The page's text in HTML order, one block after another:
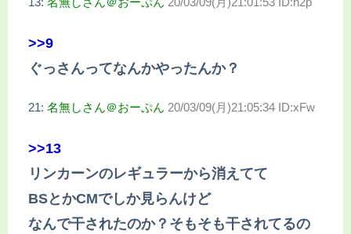
>>9
ぐっさんってなんかやったんか？
21: 名無しさん＠おーぷん 20/03/09(月)21:05:34 ID:xFw
>>13
リンカーンのレギュラーから消えてて
BSとかCMでしか見らんけど
なんで干されたのか？そもそも干されてるの